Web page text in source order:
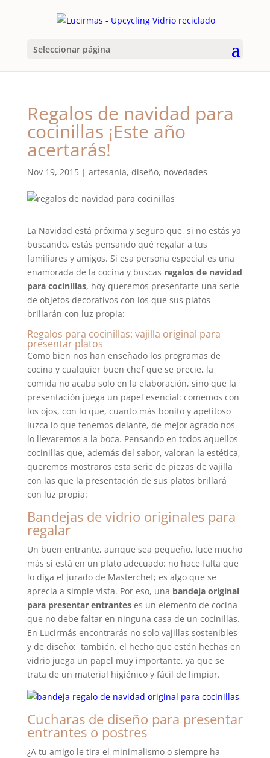
Seleccionar página
Regalos de navidad para
cocinillas ¡Este año
acertarás!
Nov 19, 2015| artesanía, diseño, novedades
La Navidad está próxima y seguro que, si no estás ya
buscando, estás pensando qué regalar a tus
familiares y amigos. Si esa persona especial es una
enamorada de la cocina y buscas regalos de navidad
para cocinillas, hoy queremos presentarte una serie
de objetos decorativos con los que sus platos
brillarán con luz propia:
Regalos para cocinillas: vajilla original para
presentar platos
Como bien nos han enseñado los programas de
cocina y cualquier buen chef que se precie, la
comida no acaba solo en la elaboración, sino que la
presentación juega un papel esencial: comemos con
los ojos, con lo que, cuanto más bonito y apetitoso
luzca lo que tenemos delante, de mejor agrado nos
lo llevaremos a la boca. Pensando en todos aquellos
cocinillas que, además del sabor, valoran la estética,
queremos mostraros esta serie de piezas de vajilla
con las que la presentación de sus platos brillará
con luz propia:
Bandejas de vidrio originales para
regalar
Un buen entrante, aunque sea pequeño, luce mucho
más si está en un plato adecuado: no hace falta que
lo diga el jurado de Masterchef; es algo que se
aprecia a simple vista. Por eso, una bandeja original
para presentar entranteses un elemento de cocina
que no debe faltar en ninguna casa de un cocinillas.
En Lucirmás encontrarás no solo vajillas sostenibles
y de diseño; también, el hecho que estén hechas en
vidrio juega un papel muy importante, ya que se
trata de un material higiénico y fácil de limpiar.
Cucharas de diseño para presentar
entrantes o postres
¿A tu amigo le tira el minimalismo o siempre ha